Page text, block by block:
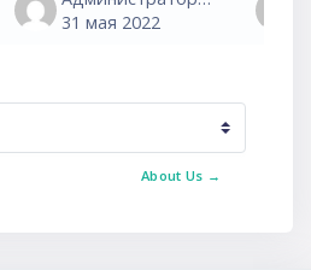
31 мая 2022
About Us →